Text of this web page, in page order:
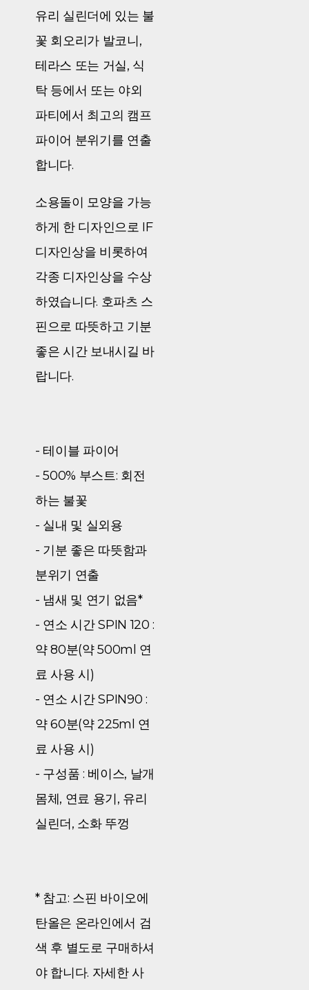
유리 실린더에 있는 불
꽃 회오리가 발코니,
테라스 또는 거실, 식
탁 등에서 또는 야외
파티에서 최고의 캠프
파이어 분위기를 연출
합니다.
소용돌이 모양을 가능
하게 한 디자인으로 IF
디자인상을 비롯하여
각종 디자인상을 수상
하였습니다. 호파츠 스
핀으로 따뜻하고 기분
좋은 시간 보내시길 바
랍니다.
- 테이블 파이어
- 500% 부스트: 회전
하는 불꽃
- 실내 및 실외용
- 기분 좋은 따뜻함과
분위기 연출
- 냄새 및 연기 없음*
- 연소 시간 SPIN 120 :
약 80분(약 500ml 연
료 사용 시)
- 연소 시간 SPIN90 :
약 60분(약 225ml 연
료 사용 시)
- 구성품 : 베이스, 날개
몸체, 연료 용기, 유리
실린더, 소화 뚜껑
* 참고: 스핀 바이오에
탄올은 온라인에서 검
색 후 별도로 구매하셔
야 합니다. 자세한 사